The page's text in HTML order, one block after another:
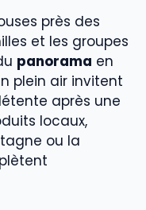
près des
et les groupes
panorama en
plein air invitent
après une
locaux,
ou la